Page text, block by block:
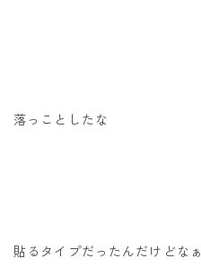
落っことしたな
貼るタイプだったんだけどなぁ